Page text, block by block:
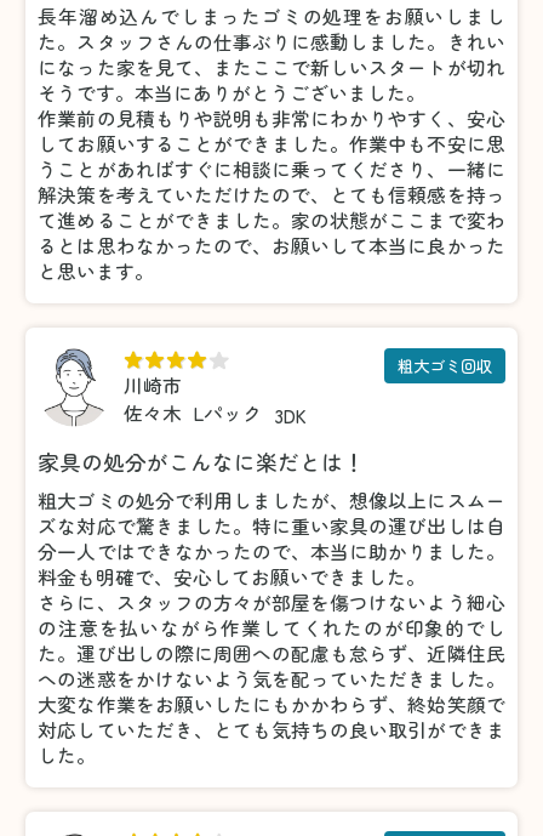
長年溜め込んでしまったゴミの処理をお願いしまし
た。スタッフさんの仕事ぶりに感動しました。きれい
になった家を見て、またここで新しいスタートが切れ
そうです。本当にありがとうございました。
作業前の見積もりや説明も非常にわかりやすく、安心
してお願いすることができました。作業中も不安に思
うことがあればすぐに相談に乗ってくださり、一緒に
解決策を考えていただけたので、とても信頼感を持っ
て進めることができました。家の状態がここまで変わ
るとは思わなかったので、お願いして本当に良かった
と思います。
川崎市
佐々木 Lパック 3DK
粗大ゴミ回収
家具の処分がこんなに楽だとは！
粗大ゴミの処分で利用しましたが、想像以上にスムー
ズな対応で驚きました。特に重い家具の運び出しは自
分一人ではできなかったので、本当に助かりました。
料金も明確で、安心してお願いできました。
さらに、スタッフの方々が部屋を傷つけないよう細心
の注意を払いながら作業してくれたのが印象的でし
た。運び出しの際に周囲への配慮も怠らず、近隣住民
への迷惑をかけないよう気を配っていただきました。
大変な作業をお願いしたにもかかわらず、終始笑顔で
対応していただき、とても気持ちの良い取引ができま
した。